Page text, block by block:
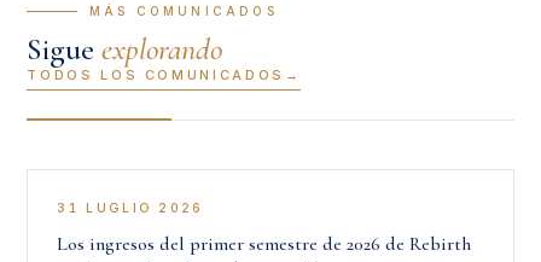
— MÁS COMUNICADOS
Sigueexplorando
TODOS LOS COMUNICADOS
31 LUGLIO 2026
Los ingresos del primer semestre de 2026 de Rebirth